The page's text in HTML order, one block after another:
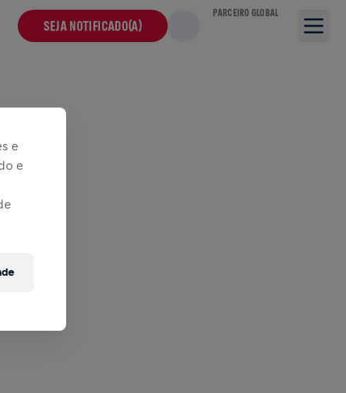
SEJA NOTIFICADO(A)
PARCEIRO GLOBAL
e
e